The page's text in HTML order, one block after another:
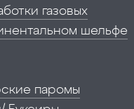
газовых
шельфе
паромы